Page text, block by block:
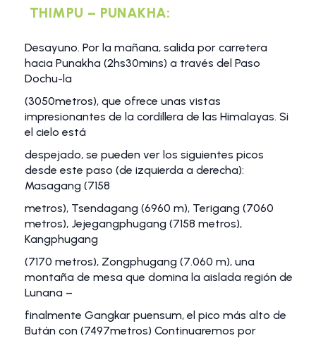
THIMPU – PUNAKHA:
Desayuno. Por la mañana, salida por carretera
hacia Punakha (2hs30mins) a través del Paso
Dochu-la
(3050metros), que ofrece unas vistas
impresionantes de la cordillera de las Himalayas. Si
el cielo está
despejado, se pueden ver los siguientes picos
desde este paso (de izquierda a derecha):
Masagang (7158
metros), Tsendagang (6960 m), Terigang (7060
metros), Jejegangphugang (7158 metros),
Kangphugang
(7170 metros), Zongphugang (7.060 m), una
montaña de mesa que domina la aislada región de
Lunana –
finalmente Gangkar puensum, el pico más alto de
Bután con (7497metros) Continuaremos por